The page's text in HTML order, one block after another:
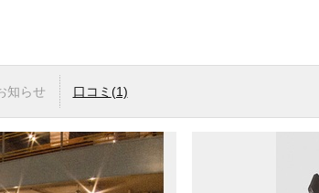
知らせ 口コミ (1)